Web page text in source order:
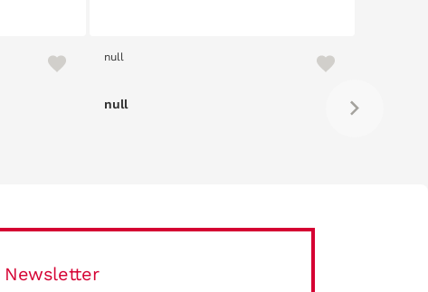
null
null
Newsletter